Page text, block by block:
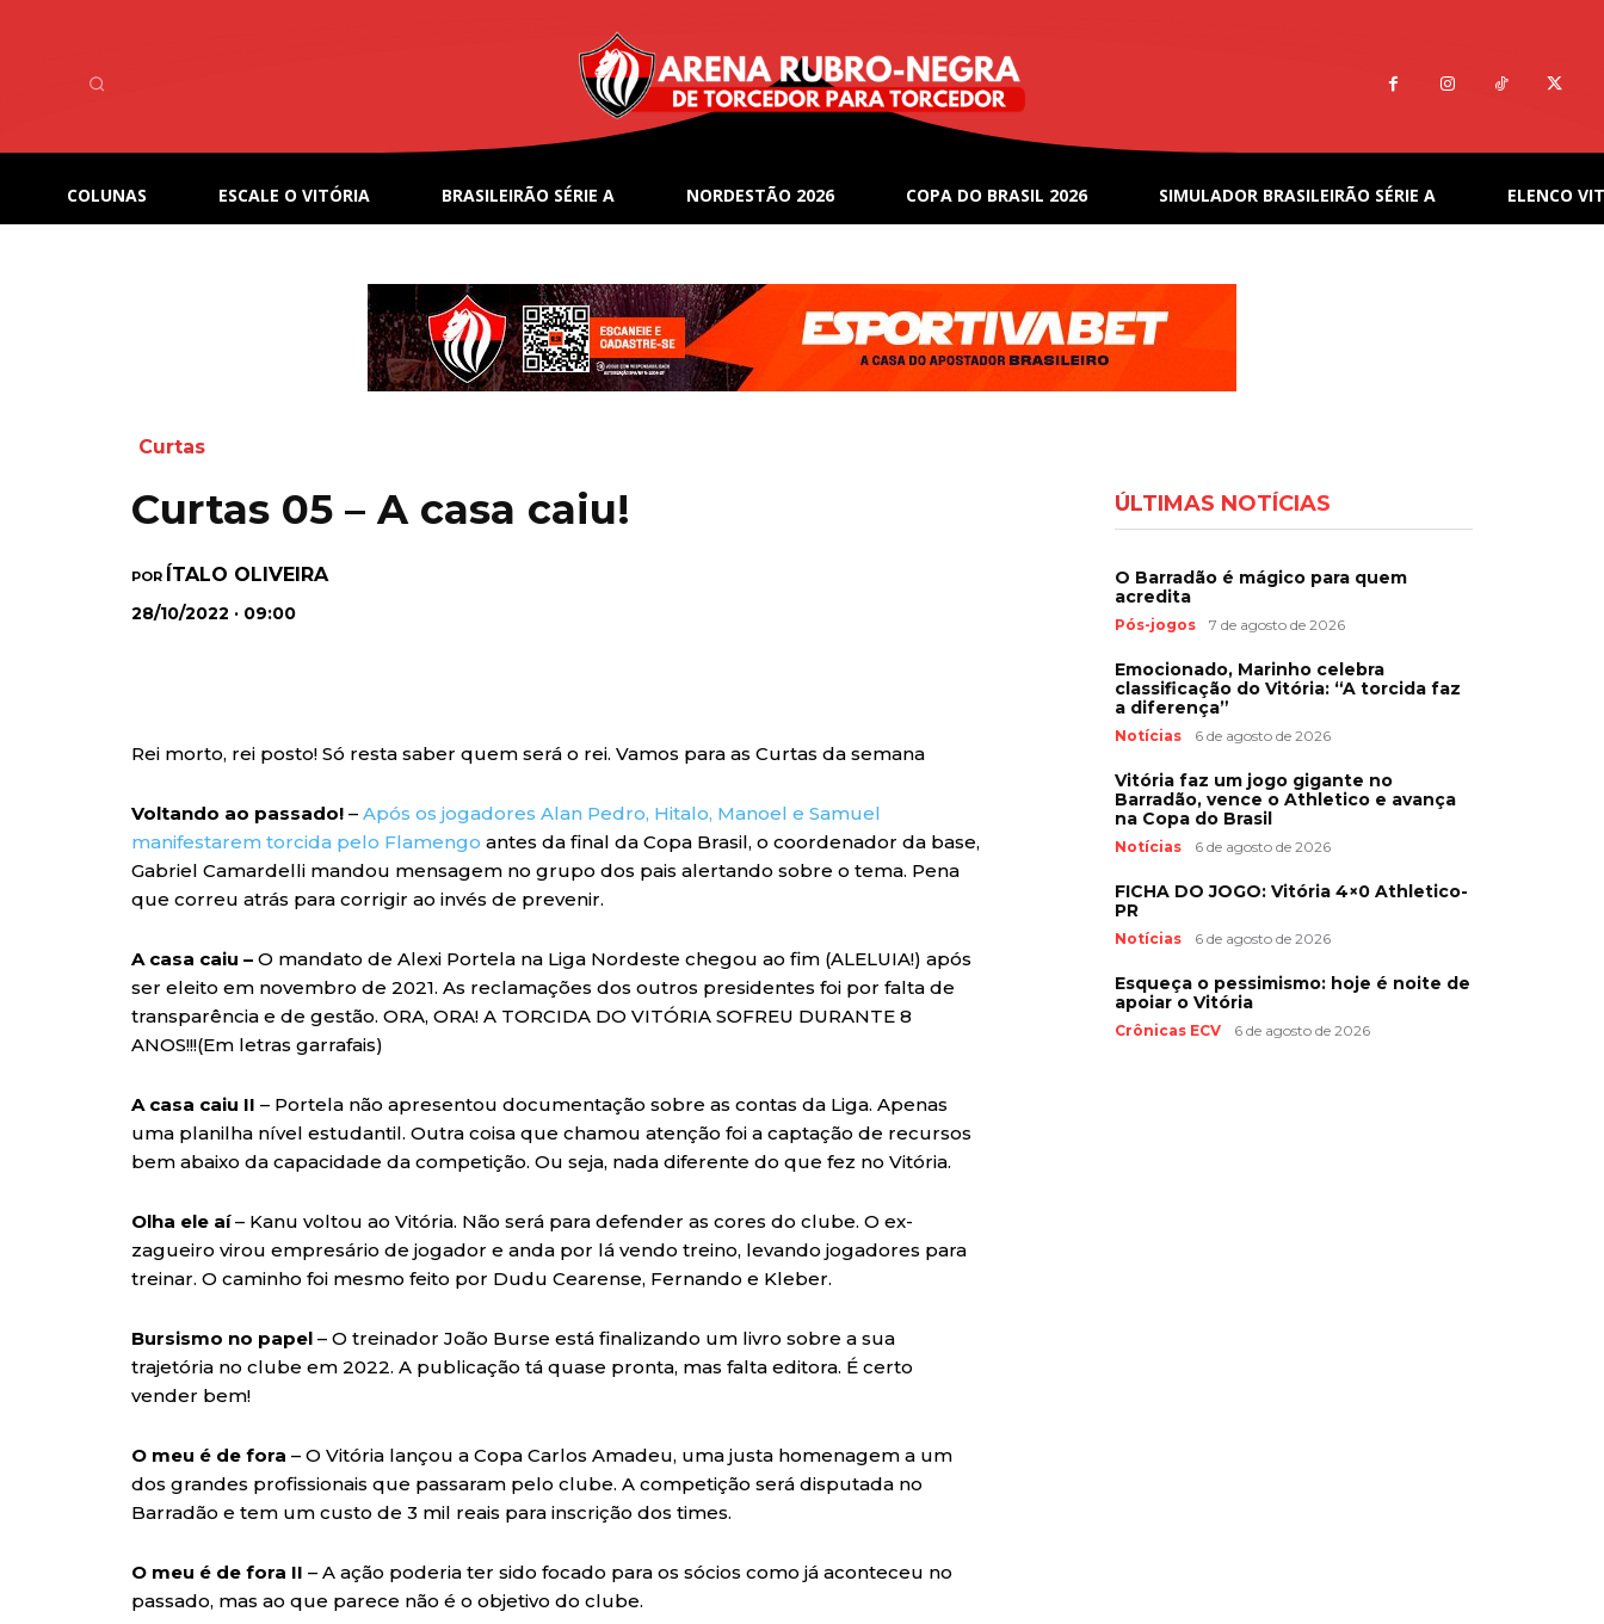
COLUNAS ESCALE O VITÓRIA BRASILEIRÃO SÉRIE A NORDESTÃO 2026 COPA DO BRASIL 2026 SIMULADOR BRASILEIRÃO SÉRIE A ELENCO
Curtas
Curtas 05 – A casa caiu!
POR ÍTALO OLIVEIRA
28/10/2022 · 09:00
Rei morto, rei posto! Só resta saber quem será o rei. Vamos para as Curtas da semana
Voltando ao passado! – Após os jogadores Alan Pedro, Hitalo, Manoel e Samuel
manifestarem torcida pelo Flamengo antes da final da Copa Brasil, o coordenador da base,
Gabriel Camardelli mandou mensagem no grupo dos pais alertando sobre o tema. Pena
que correu atrás para corrigir ao invés de prevenir.
A casa caiu – O mandato de Alexi Portela na Liga Nordeste chegou ao fim (ALELUIA!) após
ser eleito em novembro de 2021. As reclamações dos outros presidentes foi por falta de
transparência e de gestão. ORA, ORA! A TORCIDA DO VITÓRIA SOFREU DURANTE 8
ANOS!!!(Em letras garrafais)
A casa caiu II – Portela não apresentou documentação sobre as contas da Liga. Apenas
uma planilha nível estudantil. Outra coisa que chamou atenção foi a captação de recursos
bem abaixo da capacidade da competição. Ou seja, nada diferente do que fez no Vitória.
Olha ele aí– Kanu voltou ao Vitória. Não será para defender as cores do clube. O ex-
zagueiro virou empresário de jogador e anda por lá vendo treino, levando jogadores para
treinar. O caminho foi mesmo feito por Dudu Cearense, Fernando e Kleber.
Bursismo no papel – O treinador João Burse está finalizando um livro sobre a sua
trajetória no clube em 2022. A publicação tá quase pronta, mas falta editora. É certo
vender bem!
O meu é de fora – O Vitória lançou a Copa Carlos Amadeu, uma justa homenagem a um
dos grandes profissionais que passaram pelo clube. A competição será disputada no
Barradão e tem um custo de 3 mil reais para inscrição dos times.
O meu é de fora II – A ação poderia ter sido focado para os sócios como já aconteceu no
passado, mas ao que parece não é o objetivo do clube.
ÚLTIMAS NOTÍCIAS
O Barradão é mágico para quem
acredita
Pós-jogos 7 de agosto de 2026
Emocionado, Marinho celebra
classificação do Vitória: “A torcida faz
a diferença”
Notícias 6 de agosto de 2026
Vitória faz um jogo gigante no
Barradão, vence o Athletico e avança
na Copa do Brasil
Notícias 6 de agosto de 2026
FICHA DO JOGO: Vitória 4×0 Athletico-
PR
Notícias 6 de agosto de 2026
Esqueça o pessimismo: hoje é noite de
apoiar o Vitória
Crônicas ECV 6 de agosto de 2026